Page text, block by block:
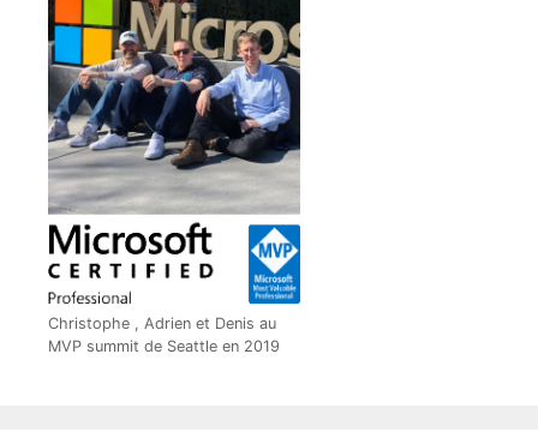
Christophe , Adrien et Denis au
MVP summit de Seattle en 2019